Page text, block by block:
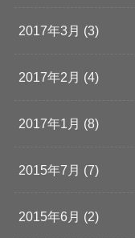
2017年3月 (3)
2017年2月 (4)
2017年1月 (8)
2015年7月 (7)
2015年6月 (2)